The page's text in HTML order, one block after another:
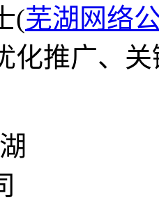
(芜湖网络
化推广、